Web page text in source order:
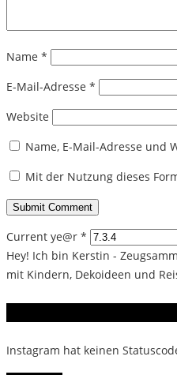
Name *
E-Mail-Adresse *
Website
Name, E-Mail-Adresse und
Mit der Nutzung dieses
Current ye@r *
Hey! Ich bin Kerstin -
mit Kindern, Dekoideen und
Instagram hat keinen